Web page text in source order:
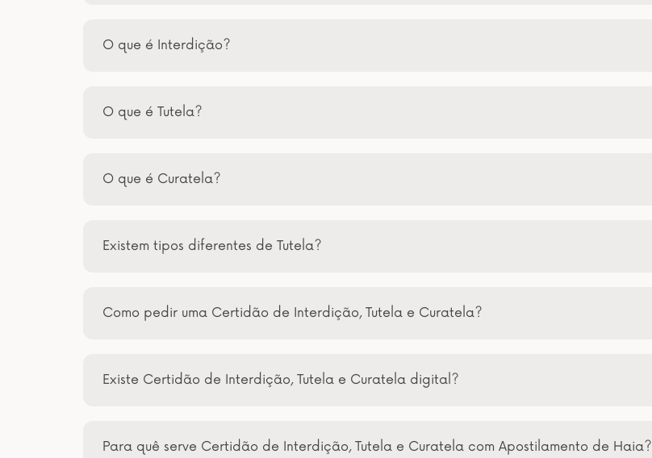
O que é Interdição?
O que é Tutela?
O que é Curatela?
Existem tipos diferentes de Tutela?
Como pedir uma Certidão de Interdição, Tutela e Curatela?
Existe Certidão de Interdição, Tutela e Curatela digital?
Para quê serve Certidão de Interdição, Tutela e Curatela com Apostilamento de Haia?